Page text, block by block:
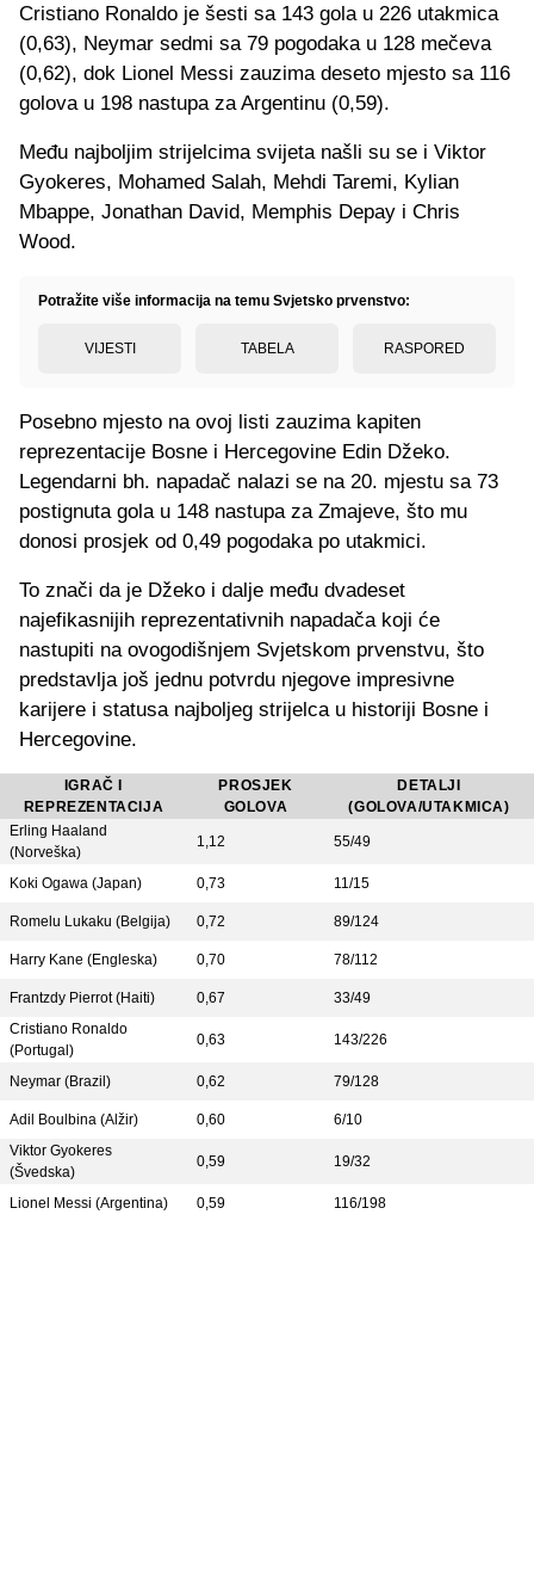
Cristiano Ronaldo je šesti sa 143 gola u 226 utakmica
(0,63), Neymar sedmi sa 79 pogodaka u 128 mečeva
(0,62), dok Lionel Messi zauzima deseto mjesto sa 116
golova u 198 nastupa za Argentinu (0,59).
Među najboljim strijelcima svijeta našli su se i Viktor
Gyokeres, Mohamed Salah, Mehdi Taremi, Kylian
Mbappe, Jonathan David, Memphis Depay i Chris
Wood.
Potražite više informacija na temu Svjetsko prvenstvo:
VIJESTI TABELA RASPORED
Posebno mjesto na ovoj listi zauzima kapiten
reprezentacije Bosne i Hercegovine Edin Džeko.
Legendarni bh. napadač nalazi se na 20. mjestu sa 73
postignuta gola u 148 nastupa za Zmajeve, što mu
donosi prosjek od 0,49 pogodaka po utakmici.
To znači da je Džeko i dalje među dvadeset
najefikasnijih reprezentativnih napadača koji će
nastupiti na ovogodišnjem Svjetskom prvenstvu, što
predstavlja još jednu potvrdu njegove impresivne
karijere i statusa najboljeg strijelca u historiji Bosne i
Hercegovine.
IGRAČ I
REPREZENTACIJA
PROSJEK
GOLOVA
DETALJI
(GOLOVA/UTAKMICA)
Erling Haaland
(Norveška)
1,12 55/49
Koki Ogawa (Japan) 0,73 11/15
Romelu Lukaku (Belgija) 0,72 89/124
Harry Kane (Engleska) 0,70 78/112
Frantzdy Pierrot (Haiti) 0,67
33/49
Cristiano Ronaldo
(Portugal)
0,63 143/226
Neymar (Brazil) 0,62 79/128
Adil Boulbina (Alžir) 0,60
6/10
Viktor Gyokeres
(Švedska)
0,59 19/32
Lionel Messi (Argentina) 0,59 116/198